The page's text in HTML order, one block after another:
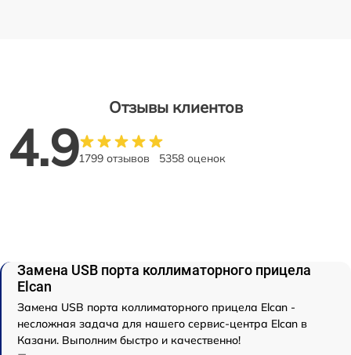
Отзывы клиентов
4.91799 отзывов 5358 оценок
Замена USB порта коллиматорного прицела
Elcan
Замена USB порта коллиматорного прицела Elcan -
несложная задача для нашего сервис-центра Elcan в
Казани. Выполним быстро и качественно!